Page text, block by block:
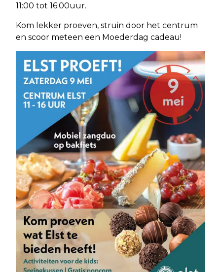
11:00 tot 16:00uur.
Kom lekker proeven, struin door het centrum
en scoor meteen een Moederdag cadeau!